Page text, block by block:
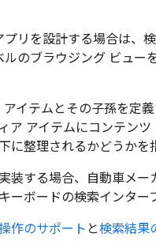
プリを設計する場合は、
ルのブラウジング ビュー
イテムとその子孫を定
ア アイテムにコンテン
に整理されるかどうかを
装する場合、自動車メ
ーボードの検索インター
作のサポート と検索結果